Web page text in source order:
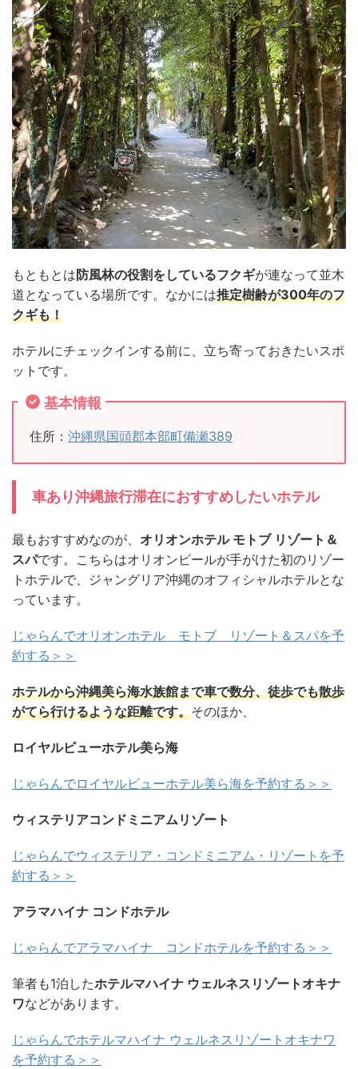
もともとは防風林の役割をしているフクギが連なって並木
道となっている場所です。なかには推定樹齢が300年のフ
クギも！
ホテルにチェックインする前に、立ち寄っておきたいスポ
ットです。
基本情報
住所： 沖縄県国頭郡本部町備瀬389
車あり沖縄旅行滞在におすすめしたいホテル
最もおすすめなのが、 オリオンホテル モトブ リゾート＆
スパです。こちらはオリオンビールが手がけた初のリゾー
トホテルで、ジャングリア沖縄のオフィシャルホテルとな
っています。
じゃらんでオリオンホテル モトブ リゾート＆スパを予
約する＞＞
ホテルから沖縄美ら海水族館まで車で数分、徒歩でも散歩
がてら行けるような距離です。そのほか、
ロイヤルビューホテル美ら海
じゃらんでロイヤルビューホテル美ら海を予約する＞＞
ウィステリアコンドミニアムリゾート
じゃらんでウィステリア・コンドミニアム・リゾートを予
約する＞＞
アラマハイナ コンドホテル
じゃらんでアラマハイナ コンドホテルを予約する＞＞
筆者も1泊したホテルマハイナ ウェルネスリゾートオキナ
ワなどがあります。
じゃらんでホテルマハイナ ウェルネスリゾートオキナワ
を予約する＞＞